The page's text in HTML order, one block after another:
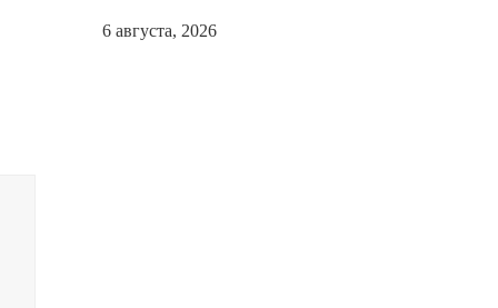
6 августа, 2026